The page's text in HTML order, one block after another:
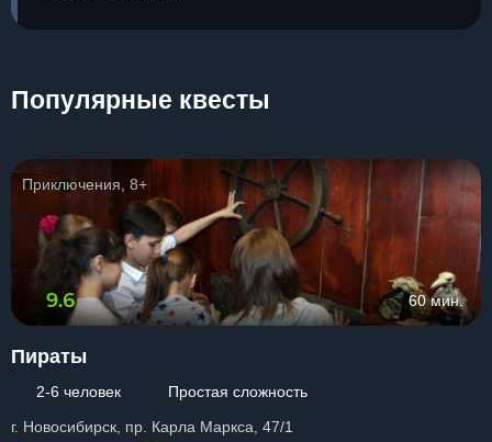
Популярные квесты
Приключения, 8+
9.6 60 мин.
Пираты
2-6 человек
Простая сложность
г. Новосибирск, пр. Карла Маркса, 47/1